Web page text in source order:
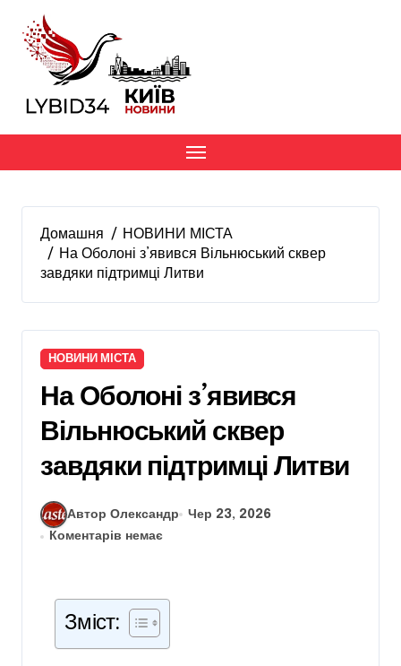
вмісту
Домашня
НОВИНИ МІСТА
На Оболоні з’явився Вільнюський сквер
завдяки підтримці Литви
НОВИНИ МІСТА
На Оболоні з’явився
Вільнюський сквер
завдяки підтримці Литви
Автор Олександр
Чер 23, 2026
Коментарів немає
Зміст: